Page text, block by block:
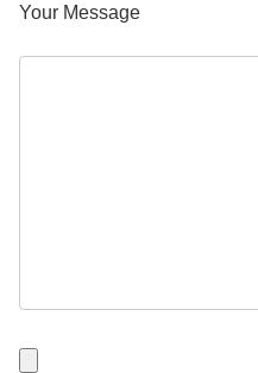
Your Message